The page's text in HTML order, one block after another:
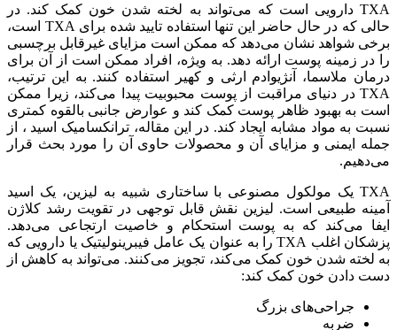
TXA دارویی است که می‌تواند به لخته شدن خون کمک کند. در
حالی که در حال حاضر این تنها استفاده تایید شده برای TXA است،
برخی شواهد نشان می‌دهد که ممکن است مزایای غیرقابل برچسبی
را در زمینه پوست ارائه دهد. به ویژه، افراد ممکن است از آن برای
درمان ملاسما، آنژیوادم ارثی و کهیر استفاده کنند. به این ترتیب،
TXA در دنیای مراقبت از پوست محبوبیت پیدا می‌کند، زیرا ممکن
است به بهبود ظاهر پوست کمک کند و عوارض جانبی بالقوه کمتری
نسبت به مواد مشابه ایجاد کند. در این مقاله، ترانکسامیک اسید ، از
جمله ایمنی و مزایای آن و محصولات حاوی آن را مورد بحث قرار
می‌دهیم.
TXA یک مولکول مصنوعی با ساختاری شبیه به لیزین، یک اسید
آمینه طبیعی است. لیزین نقش قابل توجهی در تقویت رشد کلاژن
ایفا می‌کند که به پوست استحکام و خاصیت ارتجاعی می‌دهد.
پزشکان اغلب TXA را به عنوان یک عامل فیبرینولیتیک یا دارویی که
به لخته شدن خون کمک می‌کند، تجویز می‌کنند. می‌تواند به کاهش از
دست دادن خون کمک کند:
جراحی‌های بزرگ
ضربه